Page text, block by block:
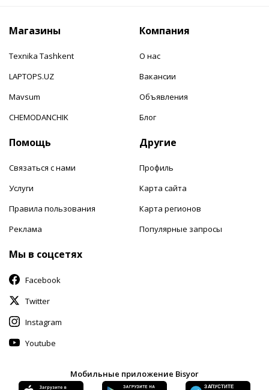
Магазины
Texnika Tashkent
LAPTOPS.UZ
Mavsum
CHEMODANCHIK
Компания
О нас
Вакансии
Объявления
Блог
Помощь
Связаться с нами
Услуги
Правила пользования
Реклама
Другие
Профиль
Карта сайта
Карта регионов
Популярные запросы
Мы в соцсетях
Facebook
Twitter
Instagram
Youtube
Мобильные приложение Bisyor